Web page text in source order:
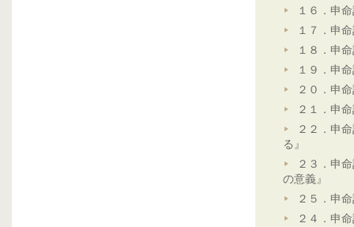
１６．申
１７．申
１８．申
１９．申
２０．申
２１．申
２２．申
る』
２３．申
の意義』
２５．申
２４．申